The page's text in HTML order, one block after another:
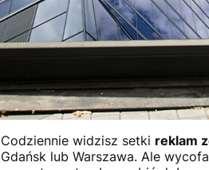
Codziennie widzisz setki reklam
Gdańsk lub Warszawa. Ale